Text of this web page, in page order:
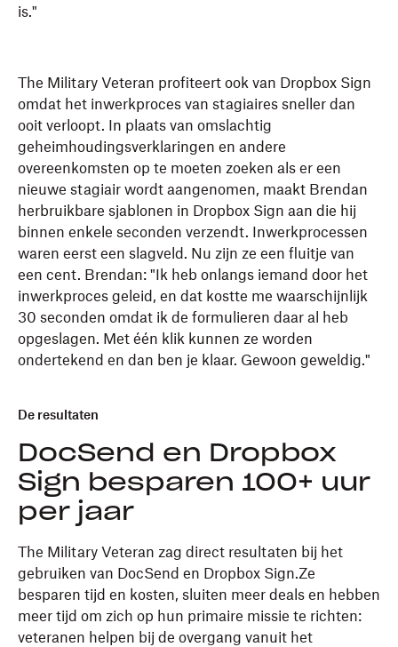
is."
The Military Veteran profiteert ook van Dropbox Sign
omdat het inwerkproces van stagiaires sneller dan
ooit verloopt. In plaats van omslachtig
geheimhoudingsverklaringen en andere
overeenkomsten op te moeten zoeken als er een
nieuwe stagiair wordt aangenomen, maakt Brendan
herbruikbare sjablonen in Dropbox Sign aan die hij
binnen enkele seconden verzendt. Inwerkprocessen
waren eerst een slagveld. Nu zijn ze een fluitje van
een cent. Brendan: "Ik heb onlangs iemand door het
inwerkproces geleid, en dat kostte me waarschijnlijk
30 seconden omdat ik de formulieren daar al heb
opgeslagen. Met één klik kunnen ze worden
ondertekend en dan ben je klaar. Gewoon geweldig."
De resultaten
DocSend en Dropbox
Sign besparen 100+ uur
per jaar
The Military Veteran zag direct resultaten bij het
gebruiken van DocSend en Dropbox Sign.Ze
besparen tijd en kosten, sluiten meer deals en hebben
meer tijd om zich op hun primaire missie te richten:
veteranen helpen bij de overgang vanuit het